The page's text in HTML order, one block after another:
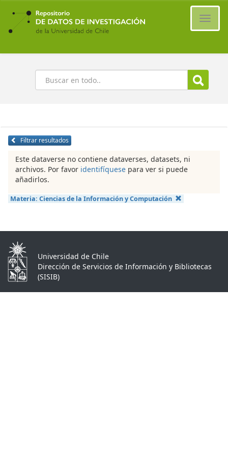
Ir
contenido
principal
Buscar
Filtrar resultados
Este dataverse no contiene dataverses, datasets, ni
archivos. Por favor identifíquese para ver si puede
añadirlos.
Materia: Ciencias de la Información y Computación
Universidad de Chile
Dirección de Servicios de Información y Bibliotecas
(SISIB)